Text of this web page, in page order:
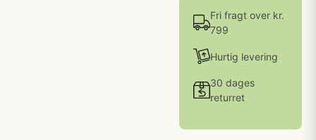
Fri fragt over kr.
799
Hurtig levering
30 dages
returret